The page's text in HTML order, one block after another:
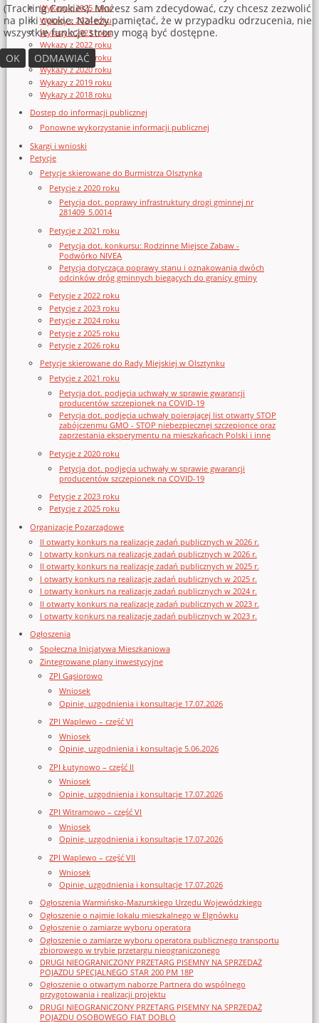
Wykazy z 2025 roku
Wykazy z 2024 roku
Wykazy z 2023 roku
Wykazy z 2022 roku
Wykazy z 2021 roku
Wykazy z 2020 roku
Wykazy z 2019 roku
Wykazy z 2018 roku
Dostęp do informacji publicznej
Ponowne wykorzystanie informacji publicznej
Skargi i wnioski
Petycje
Petycje skierowane do Burmistrza Olsztynka
Petycje z 2020 roku
Petycja dot. poprawy infrastruktury drogi gminnej nr
281409_5.0014
Petycje z 2021 roku
Petycja dot. konkursu: Rodzinne Miejsce Zabaw -
Podwórko NIVEA
Petycja dotycząca poprawy stanu i oznakowania dwóch
odcinków dróg gminnych biegących do granicy gminy
Petycje z 2022 roku
Petycje z 2023 roku
Petycje z 2024 roku
Petycje z 2025 roku
Petycje z 2026 roku
Petycje skierowane do Rady Miejskiej w Olsztynku
Petycje z 2021 roku
Petycja dot. podjęcia uchwały w sprawie gwarancji
producentów szczepionek na COVID-19
Petycja dot. podjęcia uchwały poierającej list otwarty STOP
zabójczenmu GMO - STOP niebezpiecznej szczepionce oraz
zaprzestania eksperymentu na mieszkańcach Polski i inne
Petycje z 2020 roku
Petycja dot. podjęcia uchwały w sprawie gwarancji
producentów szczepionek na COVID-19
Petycje z 2023 roku
Petycje z 2025 roku
Organizacje Pozarządowe
II otwarty konkurs na realizację zadań publicznych w 2026 r.
I otwarty konkurs na realizację zadań publicznych w 2026 r.
II otwarty konkurs na realizację zadań publicznych w 2025 r.
I otwarty konkurs na realizację zadań publicznych w 2025 r.
I otwarty konkurs na realizację zadań publicznych w 2024 r.
II otwarty konkurs na realizację zadań publicznych w 2023 r.
I otwarty konkurs na realizację zadań publicznych w 2023 r.
Ogłoszenia
Społeczna Inicjatywa Mieszkaniowa
Zintegrowane plany inwestycyjne
ZPI Gąsiorowo
Wniosek
Opinie, uzgodnienia i konsultacje 17.07.2026
ZPI Waplewo – część VI
Wniosek
Opinie, uzgodnienia i konsultacje 5.06.2026
ZPI Łutynowo – część II
Wniosek
Opinie, uzgodnienia i konsultacje 17.07.2026
ZPI Witramowo – część VI
Wniosek
Opinie, uzgodnienia i konsultacje 17.07.2026
ZPI Waplewo – część VII
Wniosek
Opinie, uzgodnienia i konsultacje 17.07.2026
Ogłoszenia Warmińsko-Mazurskiego Urzędu Wojewódzkiego
Ogłoszenie o najmie lokalu mieszkalnego w Elgnówku
Ogłoszenie o zamiarze wyboru operatora
Ogłoszenie o zamiarze wyboru operatora publicznego transportu
zbiorowego w trybie przetargu nieograniczonego
DRUGI NIEOGRANICZONY PRZETARG PISEMNY NA SPRZEDAŻ
POJAZDU SPECJALNEGO STAR 200 PM 18P
Ogłoszenie o otwartym naborze Partnera do wspólnego
przygotowania i realizacji projektu
DRUGI NIEOGRANICZONY PRZETARG PISEMNY NA SPRZEDAŻ
POJAZDU OSOBOWEGO FIAT DOBLO
(Tracking Cookies). Możesz sam zdecydować, czy chcesz zezwolić
na pliki cookie. Należy pamiętać, że w przypadku odrzucenia, nie
wszystkie funkcje strony mogą być dostępne.
OK
ODMAWIAĆ